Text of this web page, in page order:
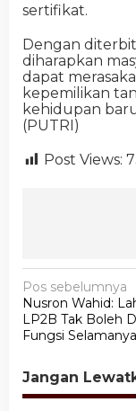
sertifikat.
Dengan
diharapkan
dapat
kepemilikan
kehidupan
(PUTRI)
Post Views:
N
a
v
g
Pos sebelumnya
Nusron Wahid:
LP2B Tak Boleh
Fungsi Selamanya
Jangan